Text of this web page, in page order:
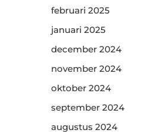
februari 2025
januari 2025
december 2024
november 2024
oktober 2024
september 2024
augustus 2024